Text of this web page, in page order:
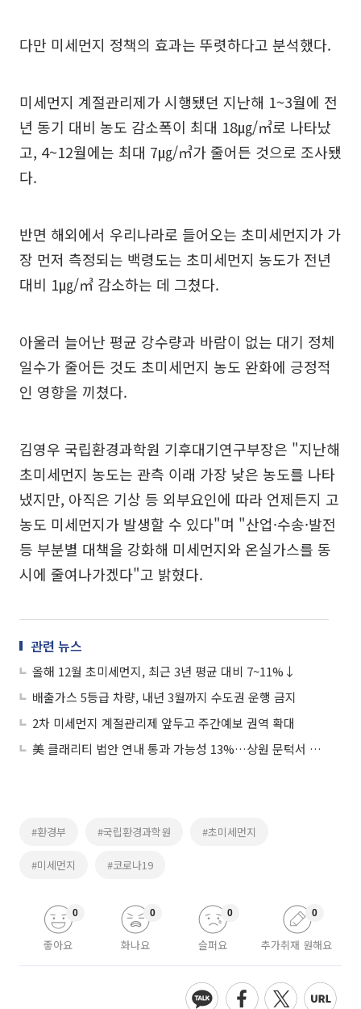
다만 미세먼지 정책의 효과는 뚜렷하다고 분석했다.
미세먼지 계절관리제가 시행됐던 지난해 1~3월에 전
년 동기 대비 농도 감소폭이 최대 18㎍/㎥로 나타났
고, 4~12월에는 최대 7㎍/㎥가 줄어든 것으로 조사됐
다.
반면 해외에서 우리나라로 들어오는 초미세먼지가 가
장 먼저 측정되는 백령도는 초미세먼지 농도가 전년
대비 1㎍/㎥ 감소하는 데 그쳤다.
아울러 늘어난 평균 강수량과 바람이 없는 대기 정체
일수가 줄어든 것도 초미세먼지 농도 완화에 긍정적
인 영향을 끼쳤다.
김영우 국립환경과학원 기후대기연구부장은 "지난해
초미세먼지 농도는 관측 이래 가장 낮은 농도를 나타
냈지만, 아직은 기상 등 외부요인에 따라 언제든지 고
농도 미세먼지가 발생할 수 있다"며 "산업·수송·발전
등 부분별 대책을 강화해 미세먼지와 온실가스를 동
시에 줄여나가겠다"고 밝혔다.
관련 뉴스
올해 12월 초미세먼지, 최근 3년 평균 대비 7~11%↓
배출가스 5등급 차량, 내년 3월까지 수도권 운행 금지
2차 미세먼지 계절관리제 앞두고 주간예보 권역 확대
美 클래리티 법안 연내 통과 가능성 13%…상원 문턱서 제동
#환경부 #국립환경과학원 #초미세먼지
#미세먼지 #코로나19
좋아요
0
화나요
0
슬퍼요
0
추가취재 원해요
0